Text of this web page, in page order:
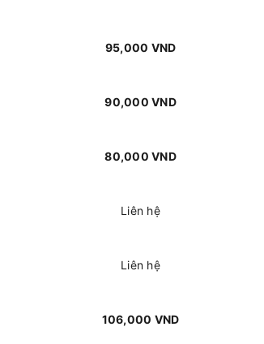
95,000 VND
90,000 VND
80,000 VND
Liên hệ
Liên hệ
106,000 VND